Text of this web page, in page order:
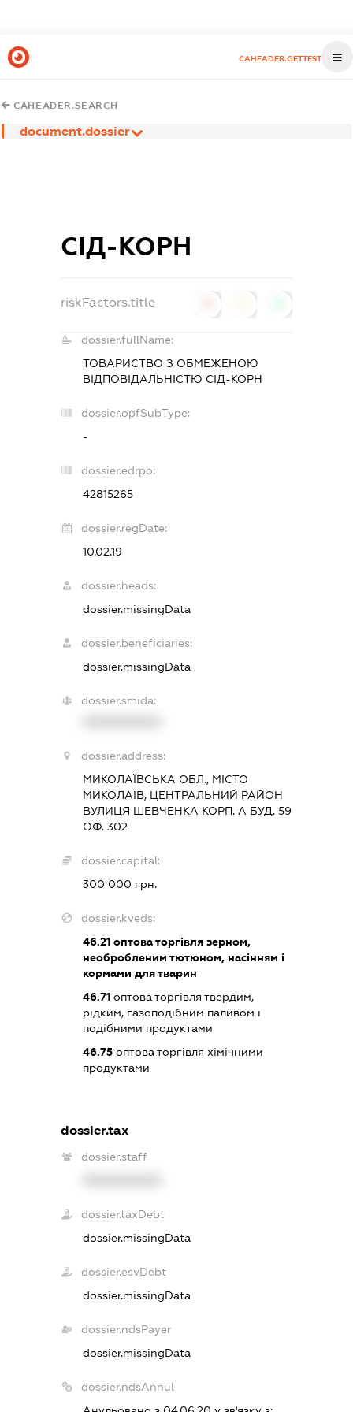
CAHEADER.GETTEST
CAHEADER.SEARCH
document.dossier
СІД-КОРН
riskFactors.title
dossier.fullName:
ТОВАРИСТВО З ОБМЕЖЕНОЮ
ВІДПОВІДАЛЬНІСТЮ СІД-КОРН
dossier.opfSubType:
-
dossier.edrpo:
42815265
dossier.regDate:
10.02.19
dossier.heads:
dossier.missingData
dossier.beneficiaries:
dossier.missingData
dossier.smida:
dossier.address:
МИКОЛАЇВСЬКА ОБЛ., МІСТО
МИКОЛАЇВ, ЦЕНТРАЛЬНИЙ РАЙОН
ВУЛИЦЯ ШЕВЧЕНКА КОРП. А БУД. 59
ОФ. 302
dossier.capital:
300 000 грн.
dossier.kveds:
46.21 оптова торгівля зерном,
необробленим тютюном, насінням і
кормами для тварин
46.71 оптова торгівля твердим,
рідким, газоподібним паливом і
подібними продуктами
46.75 оптова торгівля хімічними
продуктами
dossier.tax
dossier.staff
dossier.taxDebt
dossier.missingData
dossier.esvDebt
dossier.missingData
dossier.ndsPayer
dossier.missingData
dossier.ndsAnnul